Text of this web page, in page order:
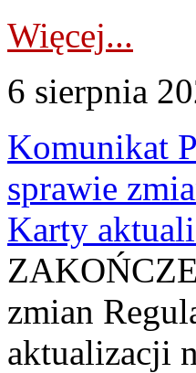
Więcej...
6 sierpnia
Komunikat
sprawie
Karty
zmian
aktualizacji